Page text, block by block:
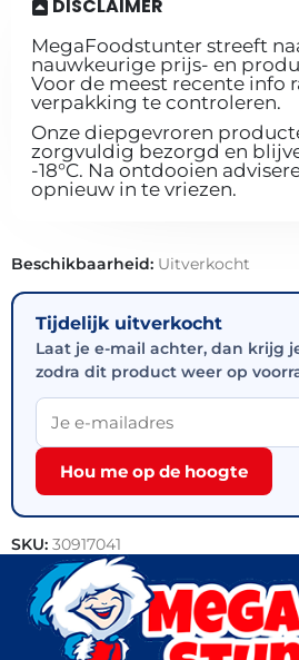
DISCLAIMER
MegaFoodstunter streeft
nauwkeurige prijs- en
Voor de meest recente info
verpakking te controleren.
Onze diepgevroren
zorgvuldig bezorgd en
-18°C. Na ontdooien
opnieuw in te vriezen.
Beschikbaarheid: Uitverkocht
Tijdelijk uitverkocht
Laat je e-mail achter, dan krijg
zodra dit product weer op
Hou me op de hoogte
SKU: 30917041
Categorieën:Bakkerij